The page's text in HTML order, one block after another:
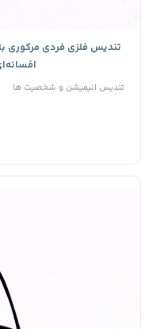
تندیس فلزی فردی مرکوری
تندیس انیمیشن و شخصیت ها